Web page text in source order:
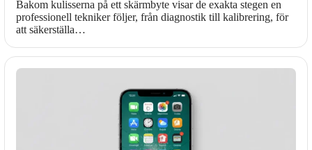
Bakom kulisserna på ett skärmbyte visar de exakta stegen en
professionell tekniker följer, från diagnostik till kalibrering, för
att säkerställa…